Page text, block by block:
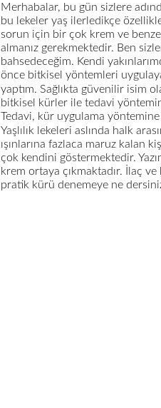
Merhabalar, bu gün sizlere
bu lekeler yaş ilerledikçe
sorun için bir çok krem ve
almanız gerekmektedir. Ben
bahsedeceğim. Kendi
önce bitkisel yöntemleri
yaptım. Sağlıkta güvenilir isim
bitkisel kürler ile tedavi
Tedavi, kür uygulama
Yaşlılık lekeleri aslında halk
ışınlarına fazlaca maruz kalan
çok kendini göstermektedir.
krem ortaya çıkmaktadır. İlaç
pratik kürü denemeye ne